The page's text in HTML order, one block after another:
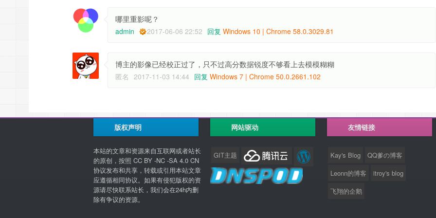
哪里重影呢？
admin 2017-06-06 22:52 回复 Windows 10 | Chrome 58.0.3029.81
博主的影像已经校正过了，只不过高分数据锐度不够看上去模模糊糊
匿名 2017-11-03 14:44 回复 Windows 7 | Chrome 50.0.2661.102
版权声明
本站的文章和资源来自互联网或者站长
的原创，按照 CC BY -NC -SA 4.0 CN
协议发布和共享，转载或引用本站文章
应遵循相同协议。如果有侵犯版权的资
源请尽快联系站长，我们会在24h内删
除有争议的资源。
网站驱动
GIT主题
友情链接
Kay's Blog
QQ爹の博客
Leonn的博客
itroy's blog
飞翔的企鹅